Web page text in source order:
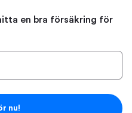
en bra försäkring för
nu!